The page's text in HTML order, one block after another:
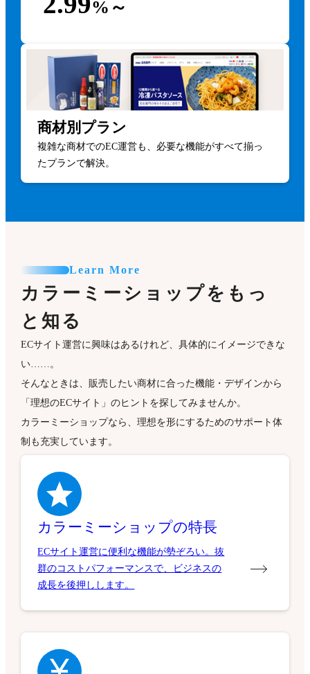
%～
商材別プラン
複雑な商材でのEC運営も、必要な機能がすべて揃っ
たプランで解決。
Learn More
カラーミーショップをもっ
と知る
ECサイト運営に興味はあるけれど、具体的にイメージできな
い……。
そんなときは、販売したい商材に合った機能・デザインから
「理想のECサイト」のヒントを探してみませんか。
カラーミーショップなら、理想を形にするためのサポート体
制も充実しています。
カラーミーショップの特長
ECサイト運営に便利な機能が勢ぞろい。抜
群のコストパフォーマンスで、ビジネスの
成長を後押しします。